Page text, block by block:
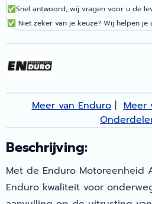
✅Snel antwoord; wij vragen voor u de
✅ Niet zeker van je keuze? Wij helpen je
Meer van Enduro|Meer
Beschrijving:
Met de Enduro Motoreenheid
Enduro kwaliteit voor